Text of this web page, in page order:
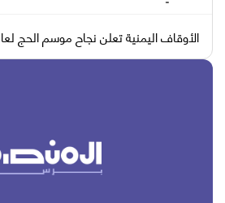
الأوقاف اليمنية تعلن نجاح موسم الحج لعام